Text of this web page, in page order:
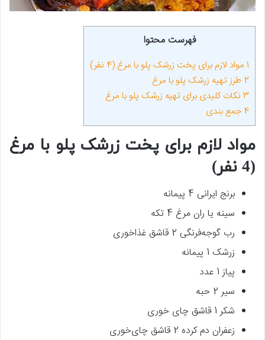
فهرست محتوا
1 مواد لازم برای پخت زرشک پلو با مرغ (4 نفر)
2 طرز تهیه زرشک پلو با مرغ
3 نکات کلیدی برای تهیه زرشک پلو با مرغ
4 جمع بندی
مواد لازم برای پخت زرشک پلو با مرغ
(4 نفر)
برنج ایرانی 4 پیمانه
سینه یا ران مرغ 4 تکه
رب گوجه‌فرنگی 2 قاشق غذاخوری
زرشک 1 پیمانه
پیاز 1 عدد
سیر 2 حبه
شکر 1 قاشق چای خوری
زعفران دم کرده 2 قاشق چای‌خوری